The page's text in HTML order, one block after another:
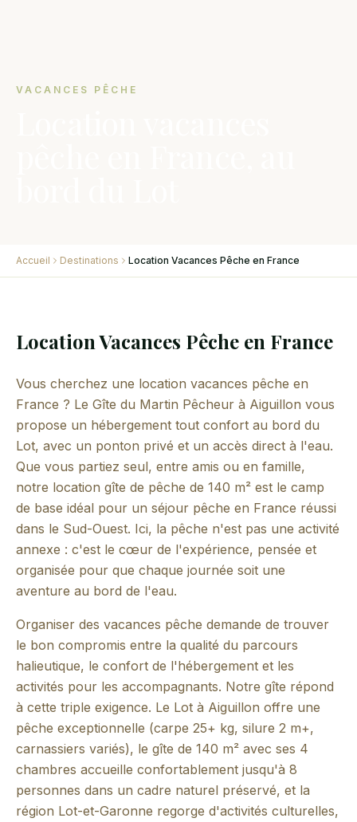
VACANCES PÊCHE
Accueil Destinations Location Vacances Pêche en France
Location Vacances Pêche en France
Vous cherchez une location vacances pêche en
France ? Le Gîte du Martin Pêcheur à Aiguillon vous
propose un hébergement tout confort au bord du
Lot, avec un ponton privé et un accès direct à l'eau.
Que vous partiez seul, entre amis ou en famille,
notre location gîte de pêche de 140 m² est le camp
de base idéal pour un séjour pêche en France réussi
dans le Sud-Ouest. Ici, la pêche n'est pas une activité
annexe : c'est le cœur de l'expérience, pensée et
organisée pour que chaque journée soit une
aventure au bord de l'eau.
Organiser des vacances pêche demande de trouver
le bon compromis entre la qualité du parcours
halieutique, le confort de l'hébergement et les
activités pour les accompagnants. Notre gîte répond
à cette triple exigence. Le Lot à Aiguillon offre une
pêche exceptionnelle (carpe 25+ kg, silure 2 m+,
carnassiers variés), le gîte de 140 m² avec ses 4
chambres accueille confortablement jusqu'à 8
personnes dans un cadre naturel préservé, et la
région Lot-et-Garonne regorge d'activités culturelles,